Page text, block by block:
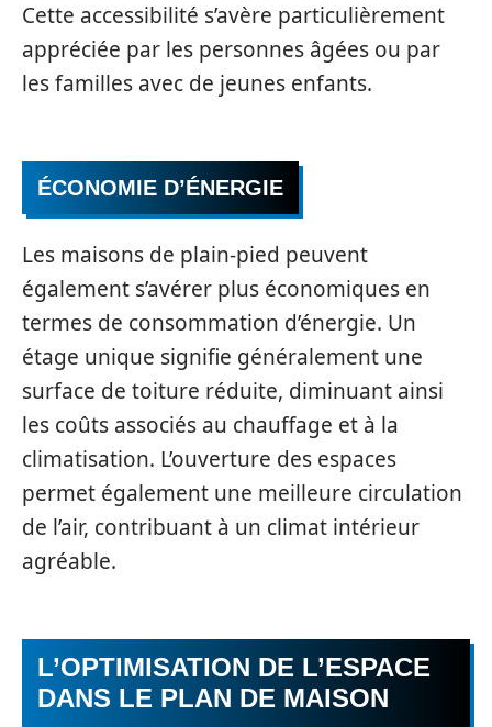
Cette accessibilité s’avère particulièrement
appréciée par les personnes âgées ou par
les familles avec de jeunes enfants.
ÉCONOMIE D’ÉNERGIE
Les maisons de plain-pied peuvent
également s’avérer plus économiques en
termes de consommation d’énergie. Un
étage unique signifie généralement une
surface de toiture réduite, diminuant ainsi
les coûts associés au chauffage et à la
climatisation. L’ouverture des espaces
permet également une meilleure circulation
de l’air, contribuant à un climat intérieur
agréable.
L’OPTIMISATION DE L’ESPACE
DANS LE PLAN DE MAISON